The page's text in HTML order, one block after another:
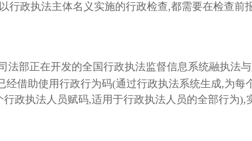
政执法主体名义实施的行政检查,都需要在检查前
部正在开发的全国行政执法监督信息系统融执法
借助使用行政行为码(通过行政执法系统生成,为每
政执法人员赋码,适用于行政执法人员的全部行为),